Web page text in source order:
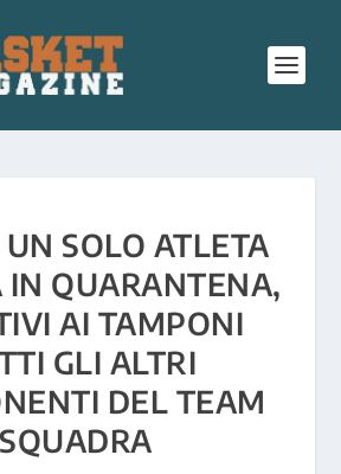
SOLO ATLETA
IN QUARANTENA,
AI TAMPONI
GLI ALTRI
DEL TEAM
SQUADRA